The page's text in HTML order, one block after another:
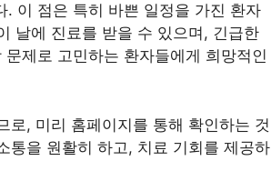
. 이 점은 특히 바쁜 일정을 가진 환자
날에 진료를 받을 수 있으며, 긴급한
제로 고민하는 환자들에게 희망적인
로, 미리 홈페이지를 통해 확인하는 것
통을 원활히 하고, 치료 기회를 제공하